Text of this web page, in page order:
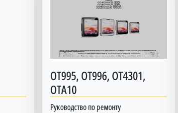
OT995, OT996, OT4301,
OTA10
Руководство по ремонту